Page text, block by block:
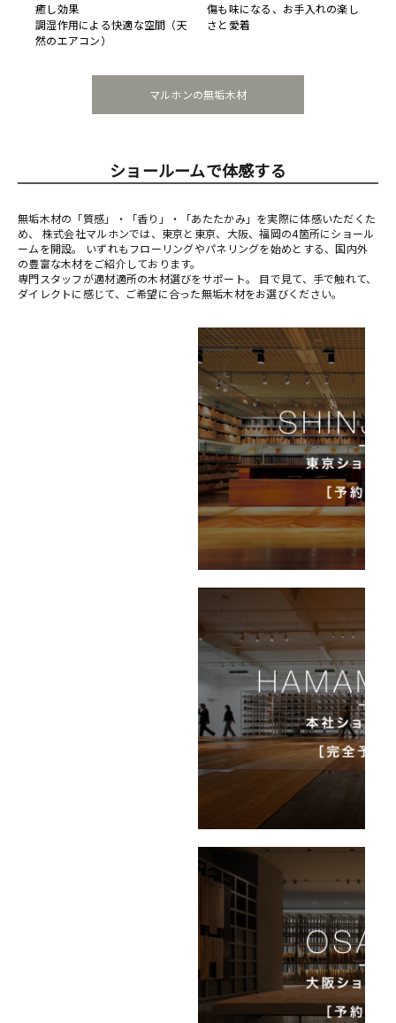
癒し効果
調湿作用による快適な空間（天
然のエアコン）
傷も味になる、お手入れの楽し
さと愛着
マルホンの無垢木材
ショールームで体感する
無垢木材の「質感」・「香り」・「あたたかみ」を実際に体感いただくた
め、 株式会社マルホンでは、東京と東京、大阪、福岡の4箇所にショール
ームを開設。 いずれもフローリングやパネリングを始めとする、国内外
の豊富な木材をご紹介しております。
専門スタッフが適材適所の木材選びをサポート。 目で見て、手で触れて、
ダイレクトに感じて、ご希望に合った無垢木材をお選びください。